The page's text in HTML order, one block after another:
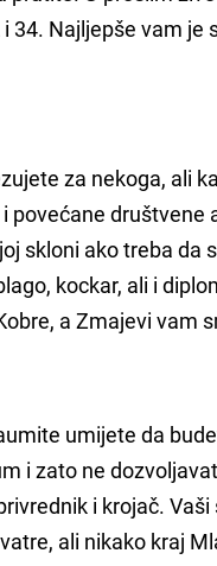
34. Najljepše vam je
za nekoga, ali
društvene
skloni ako treba da
kockar, ali i
a Zmajevi vam
umijete da
i zato ne
i krojač.
ali nikako kraj